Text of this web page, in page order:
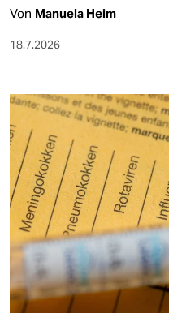
Von Manuela Heim
18.7.2026